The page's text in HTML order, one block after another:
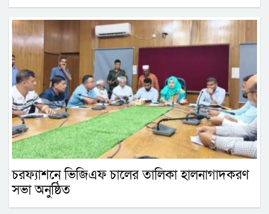
চরফ্যাশনে ভিজিএফ চালের তালিকা হালনাগাদকরণ
সভা অনুষ্ঠিত